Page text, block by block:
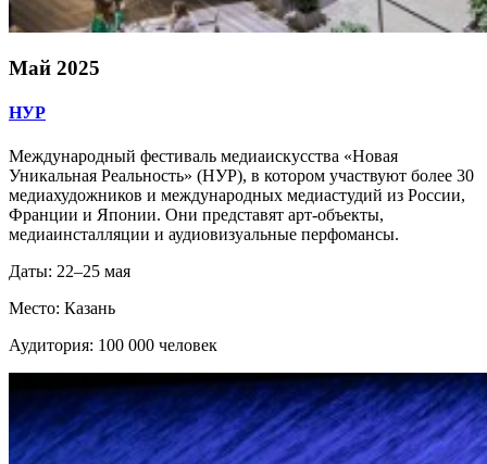
Май 2025
НУР
Международный фестиваль медиаискусства «Новая
Уникальная Реальность» (НУР), в котором участвуют более 30
медиахудожников и международных медиастудий из России,
Франции и Японии. Они представят арт-объекты,
медиаинсталляции и аудиовизуальные перфомансы.
Даты: 22–25 мая
Место: Казань
Аудитория: 100 000 человек